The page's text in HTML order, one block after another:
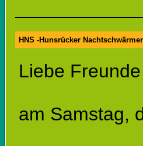
HNS -Hunsrücker Nachtschwärmer
Liebe
am Samstag,